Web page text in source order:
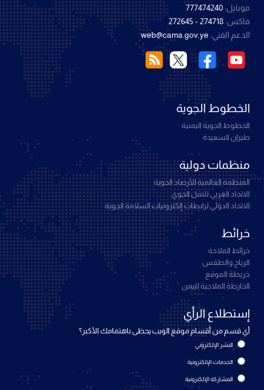
موبايل: 777474240
فاكس: 274718 - 272645
الدعم الفني: web@cama.gov.ye
الخطوط الجوية
الخطوط الجوية اليمنية
طيران السعيدة
منظمات دولية
المنظمة العالمية للأرصاد الجوية
الاتحاد العربي للنقل الجوي
الاتحاد الدولي لرابطات إلكترونيات السلامة الجوية
خرائط
خرائط الملاحة
الرياح والطقس
خريطة الموقع
الخارطة الملاحية لليمن
إستطلاع الرأي
أي قسم من أقسام موقع الويب يحظى باهتمامك الأكبر؟
النشر الإلكتروني
الخدمات الإلكترونية
المشاركة الإلكترونية